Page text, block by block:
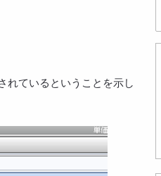
れているということを示し